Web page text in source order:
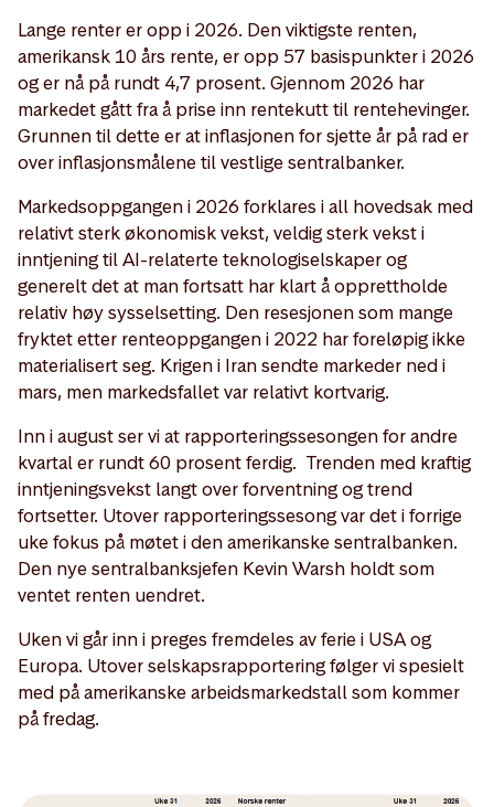
Lange renter er opp i 2026. Den viktigste renten,
amerikansk 10 års rente, er opp 57 basispunkter i 2026
og er nå på rundt 4,7 prosent. Gjennom 2026 har
markedet gått fra å prise inn rentekutt til rentehevinger.
Grunnen til dette er at inflasjonen for sjette år på rad er
over inflasjonsmålene til vestlige sentralbanker.
Markedsoppgangen i 2026 forklares i all hovedsak med
relativt sterk økonomisk vekst, veldig sterk vekst i
inntjening til AI-relaterte teknologiselskaper og
generelt det at man fortsatt har klart å opprettholde
relativ høy sysselsetting. Den resesjonen som mange
fryktet etter renteoppgangen i 2022 har foreløpig ikke
materialisert seg. Krigen i Iran sendte markeder ned i
mars, men markedsfallet var relativt kortvarig.
Inn i august ser vi at rapporteringssesongen for andre
kvartal er rundt 60 prosent ferdig. Trenden med kraftig
inntjeningsvekst langt over forventning og trend
fortsetter. Utover rapporteringssesong var det i forrige
uke fokus på møtet i den amerikanske sentralbanken.
Den nye sentralbanksjefen Kevin Warsh holdt som
ventet renten uendret.
Uken vi går inn i preges fremdeles av ferie i USA og
Europa. Utover selskapsrapportering følger vi spesielt
med på amerikanske arbeidsmarkedstall som kommer
på fredag.